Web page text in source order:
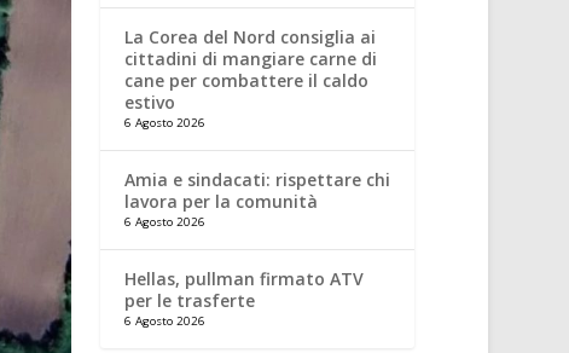
La Corea del Nord consiglia ai
cittadini di mangiare carne di
cane per combattere il caldo
estivo
6 Agosto 2026
Amia e sindacati: rispettare chi
lavora per la comunità
6 Agosto 2026
Hellas, pullman firmato ATV
per le trasferte
6 Agosto 2026